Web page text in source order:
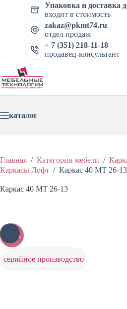
цена
составляла
2709 ₽.
цена:
2032 ₽.
Упаковка и доставка
входит в стоимость
zakaz@pkmt74.ru
отдел продаж
+ 7 (351) 218-11-18
продавец-консультант
каталог
Главная / Категории мебели /
Каркасы Лофт / Каркас 40 МТ 26-13
Каркас 40 МТ 26-13
-25%
серийное производство